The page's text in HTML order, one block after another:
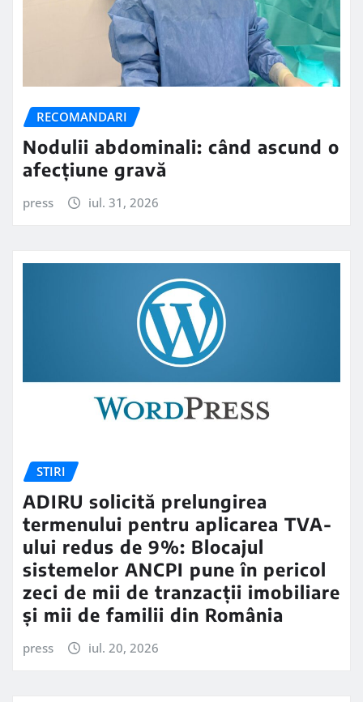
RECOMANDARI
Nodulii abdominali: când ascund o
afecțiune gravă
press iul. 31, 2026
STIRI
ADIRU solicită prelungirea
termenului pentru aplicarea TVA-
ului redus de 9%: Blocajul
sistemelor ANCPI pune în pericol
zeci de mii de tranzacții imobiliare
și mii de familii din România
press iul. 20, 2026